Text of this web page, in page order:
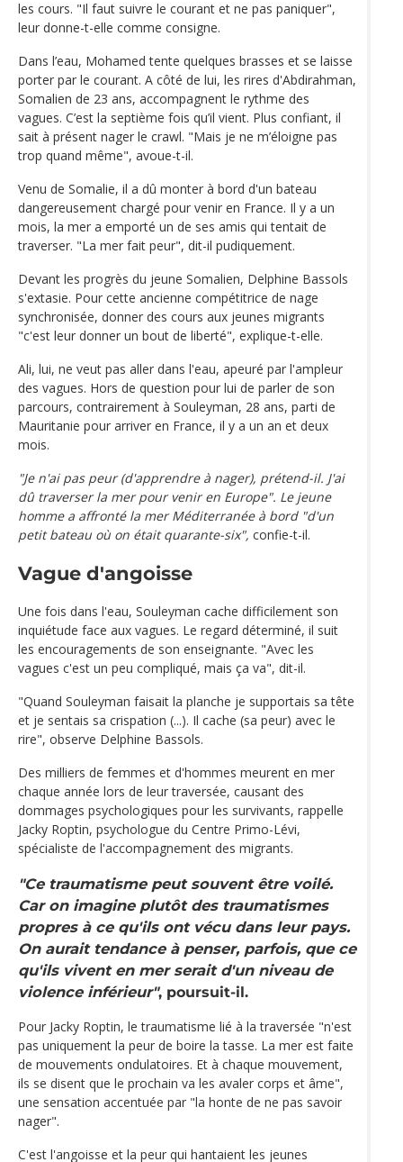
les cours. "Il faut suivre le courant et ne pas paniquer",
leur donne-t-elle comme consigne.
Dans l’eau, Mohamed tente quelques brasses et se laisse
porter par le courant. A côté de lui, les rires d'Abdirahman,
Somalien de 23 ans, accompagnent le rythme des
vagues. C’est la septième fois qu’il vient. Plus confiant, il
sait à présent nager le crawl. "Mais je ne m’éloigne pas
trop quand même", avoue-t-il.
Venu de Somalie, il a dû monter à bord d'un bateau
dangereusement chargé pour venir en France. Il y a un
mois, la mer a emporté un de ses amis qui tentait de
traverser. "La mer fait peur", dit-il pudiquement.
Devant les progrès du jeune Somalien, Delphine Bassols
s'extasie. Pour cette ancienne compétitrice de nage
synchronisée, donner des cours aux jeunes migrants
"c'est leur donner un bout de liberté", explique-t-elle.
Ali, lui, ne veut pas aller dans l'eau, apeuré par l'ampleur
des vagues. Hors de question pour lui de parler de son
parcours, contrairement à Souleyman, 28 ans, parti de
Mauritanie pour arriver en France, il y a un an et deux
mois.
"Je n'ai pas peur (d'apprendre à nager), prétend-il. J'ai
dû traverser la mer pour venir en Europe". Le jeune
homme a affronté la mer Méditerranée à bord "d'un
petit bateau où on était quarante-six", confie-t-il.
Vague d'angoisse
Une fois dans l'eau, Souleyman cache difficilement son
inquiétude face aux vagues. Le regard déterminé, il suit
les encouragements de son enseignante. "Avec les
vagues c'est un peu compliqué, mais ça va", dit-il.
"Quand Souleyman faisait la planche je supportais sa tête
et je sentais sa crispation (...). Il cache (sa peur) avec le
rire", observe Delphine Bassols.
Des milliers de femmes et d'hommes meurent en mer
chaque année lors de leur traversée, causant des
dommages psychologiques pour les survivants, rappelle
Jacky Roptin, psychologue du Centre Primo-Lévi,
spécialiste de l'accompagnement des migrants.
"Ce traumatisme peut souvent être voilé.
Car on imagine plutôt des traumatismes
propres à ce qu'ils ont vécu dans leur pays.
On aurait tendance à penser, parfois, que ce
qu'ils vivent en mer serait d'un niveau de
violence inférieur", poursuit-il.
Pour Jacky Roptin, le traumatisme lié à la traversée "n'est
pas uniquement la peur de boire la tasse. La mer est faite
de mouvements ondulatoires. Et à chaque mouvement,
ils se disent que le prochain va les avaler corps et âme",
une sensation accentuée par "la honte de ne pas savoir
nager".
C'est l'angoisse et la peur qui hantaient les jeunes